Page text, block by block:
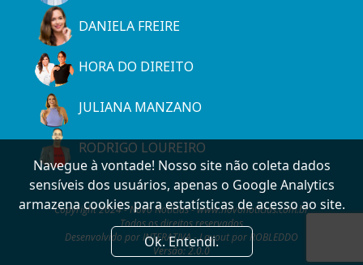
DANIELA FREIRE
HORA DO DIREITO
JULIANA MANZANO
RODRIGO LOUREIRO
Copyright 2024 - Novo Notícias - www.novonoticias.com.br
Todos os direitos reservados
Desenvolvido por INTERATIVA - Layout por ROBLEDDO
Versão: 2.0.0
Navegue à vontade! Nosso site não coleta dados
sensíveis dos usuários, apenas o Google Analytics
armazena cookies para estatísticas de acesso ao site.
Ok. Entendi.